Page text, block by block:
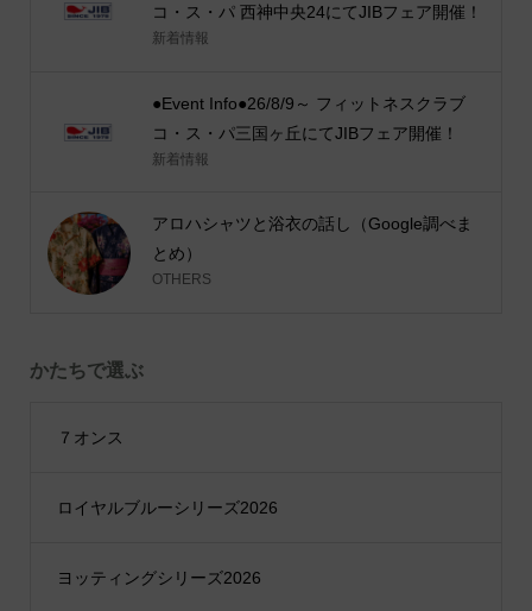
コ・ス・パ 西神中央24にてJIBフェア開催！
新着情報
●Event Info●26/8/9～ フィットネスクラブ
コ・ス・パ三国ヶ丘にてJIBフェア開催！
新着情報
アロハシャツと浴衣の話し（Google調べま
とめ）
OTHERS
かたちで選ぶ
７オンス
ロイヤルブルーシリーズ2026
ヨッティングシリーズ2026